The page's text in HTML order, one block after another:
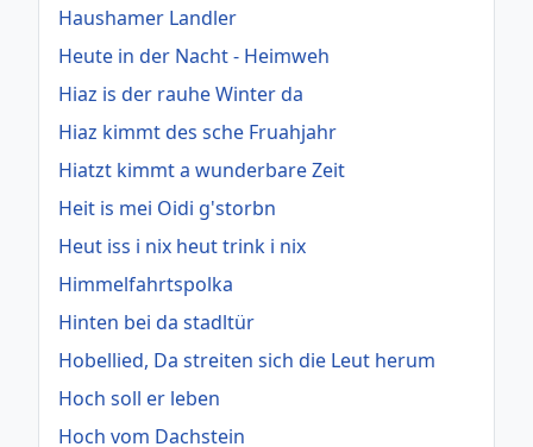
Haushamer Landler
Heute in der Nacht - Heimweh
Hiaz is der rauhe Winter da
Hiaz kimmt des sche Fruahjahr
Hiatzt kimmt a wunderbare Zeit
Heit is mei Oidi g'storbn
Heut iss i nix heut trink i nix
Himmelfahrtspolka
Hinten bei da stadltür
Hobellied, Da streiten sich die Leut herum
Hoch soll er leben
Hoch vom Dachstein